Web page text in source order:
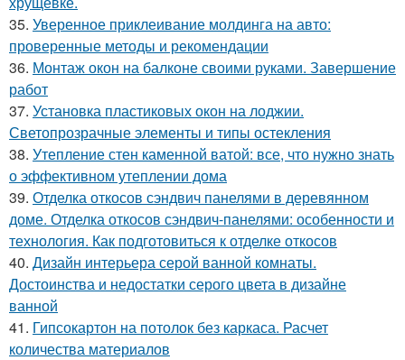
35. Уверенное приклеивание молдинга на авто:
проверенные методы и рекомендации
36. Монтаж окон на балконе своими руками. Завершение
работ
37. Установка пластиковых окон на лоджии.
Светопрозрачные элементы и типы остекления
38. Утепление стен каменной ватой: все, что нужно знать
о эффективном утеплении дома
39. Отделка откосов сэндвич панелями в деревянном
доме. Отделка откосов сэндвич-панелями: особенности и
технология. Как подготовиться к отделке откосов
40. Дизайн интерьера серой ванной комнаты.
Достоинства и недостатки серого цвета в дизайне
ванной
41. Гипсокартон на потолок без каркаса. Расчет
количества материалов